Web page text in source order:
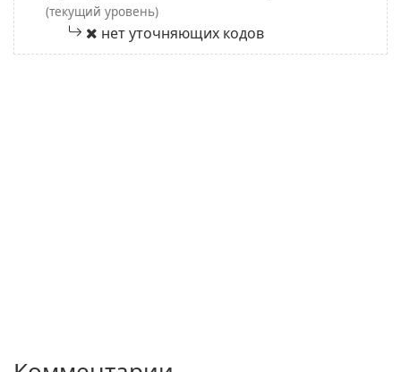
(текущий уровень)
нет уточняющих кодов